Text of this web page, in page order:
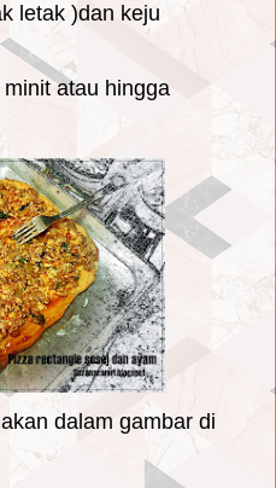
letak )dan keju
atau hingga
dalam gambar di